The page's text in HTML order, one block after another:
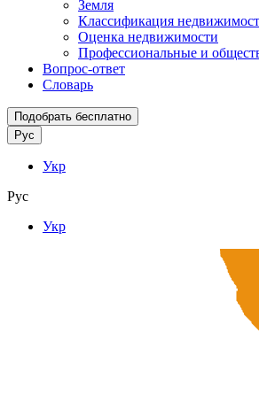
Земля
Классификация
Оценка недвижимости
Профессиональные и
Вопрос-ответ
Словарь
Подобрать бесплатно
Рус
Укр
Рус
Укр